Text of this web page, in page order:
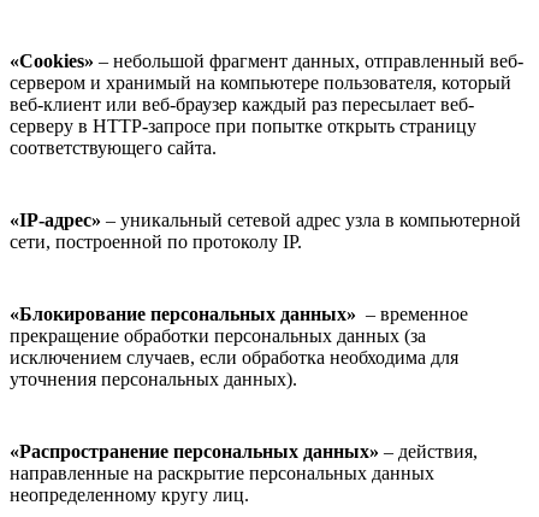
«Cookies» – небольшой фрагмент данных, отправленный веб-
сервером и хранимый на компьютере пользователя, который
веб-клиент или веб-браузер каждый раз пересылает веб-
серверу в HTTP-запросе при попытке открыть страницу
соответствующего сайта.
«IP-адрес» – уникальный сетевой адрес узла в компьютерной
сети, построенной по протоколу IP.
«Блокирование персональных данных» – временное
прекращение обработки персональных данных (за
исключением случаев, если обработка необходима для
уточнения персональных данных).
«Распространение персональных данных» – действия,
направленные на раскрытие персональных данных
неопределенному кругу лиц.